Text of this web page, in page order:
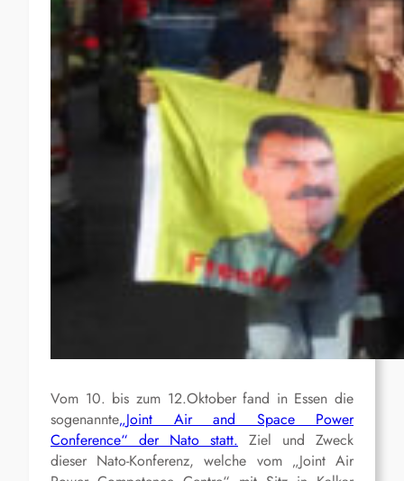
Vom 10. bis zum 12.Oktober fand in Essen die
sogenannte„Joint Air and Space Power
Conference“ der Nato statt. Ziel und Zweck
dieser Nato-Konferenz, welche vom „Joint Air